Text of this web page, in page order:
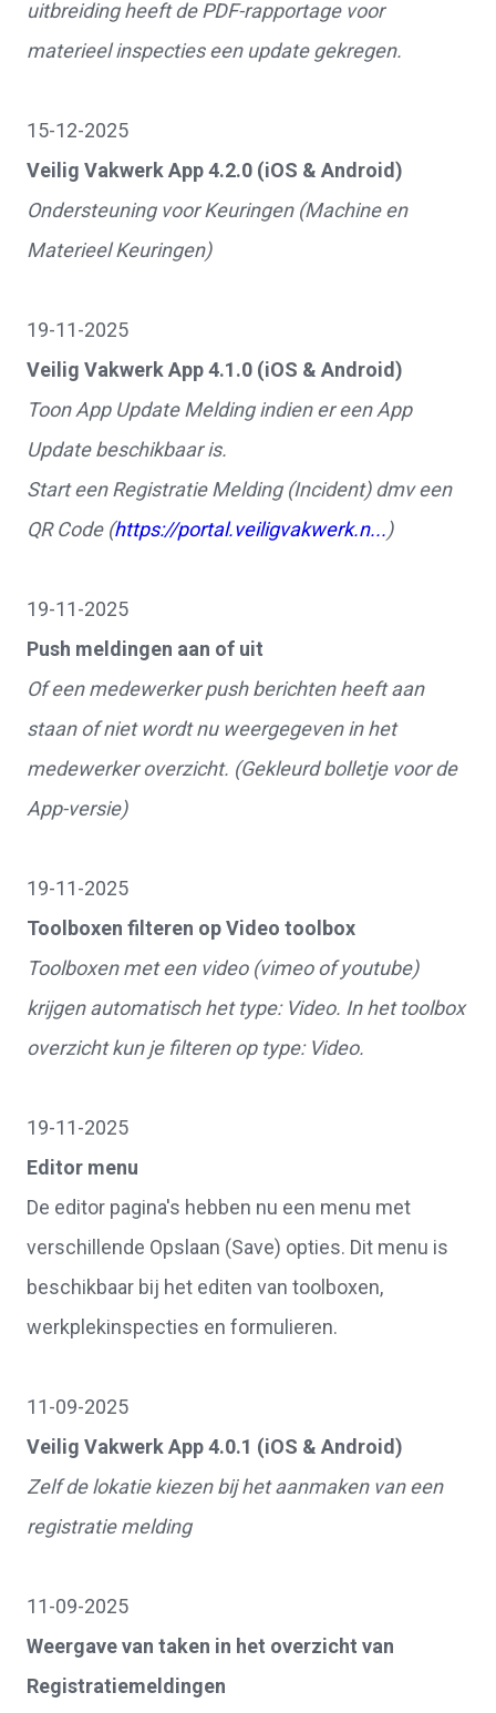
uitbreiding heeft de PDF-rapportage voor
materieel inspecties een update gekregen.
15-12-2025
Veilig Vakwerk App 4.2.0 (iOS & Android)
Ondersteuning voor Keuringen (Machine en
Materieel Keuringen)
19-11-2025
Veilig Vakwerk App 4.1.0 (iOS & Android)
Toon App Update Melding indien er een App
Update beschikbaar is.
Start een Registratie Melding (Incident) dmv een
QR Code (https://portal.veiligvakwerk.n...)
19-11-2025
Push meldingen aan of uit
Of een medewerker push berichten heeft aan
staan of niet wordt nu weergegeven in het
medewerker overzicht. (Gekleurd bolletje voor de
App-versie)
19-11-2025
Toolboxen filteren op Video toolbox
Toolboxen met een video (vimeo of youtube)
krijgen automatisch het type: Video. In het toolbox
overzicht kun je filteren op type: Video.
19-11-2025
Editor menu
De editor pagina's hebben nu een menu met
verschillende Opslaan (Save) opties. Dit menu is
beschikbaar bij het editen van toolboxen,
werkplekinspecties en formulieren.
11-09-2025
Veilig Vakwerk App 4.0.1 (iOS & Android)
Zelf de lokatie kiezen bij het aanmaken van een
registratie melding
11-09-2025
Weergave van taken in het overzicht van
Registratiemeldingen